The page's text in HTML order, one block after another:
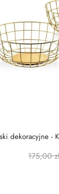
dekoracyjne -
175,00